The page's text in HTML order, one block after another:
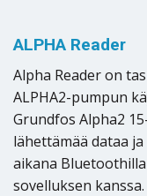
ALPHA Reader
Alpha Reader on
ALPHA2-pumpun
Grundfos Alpha2
lähettämää dataa
aikana
sovelluksen